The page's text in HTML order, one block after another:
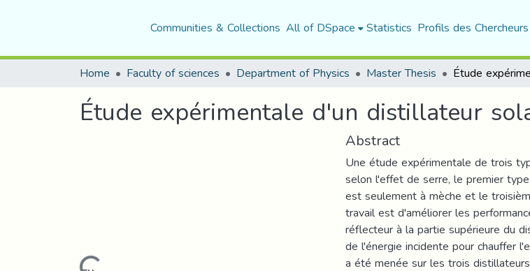
Communities & Collections All of DSpace Statistics Profils des Chercheurs
Home Faculty of sciences Department of Physics Master Thesis
Étude expérimentale d'un distillateur
Abstract
Une étude expérimentale de trois
selon l'effet de serre, le premier
est seulement à mèche et le
travail est d'améliorer les
réflecteur à la partie supérieure du
de l'énergie incidente pour chauffer
a été menée sur les trois